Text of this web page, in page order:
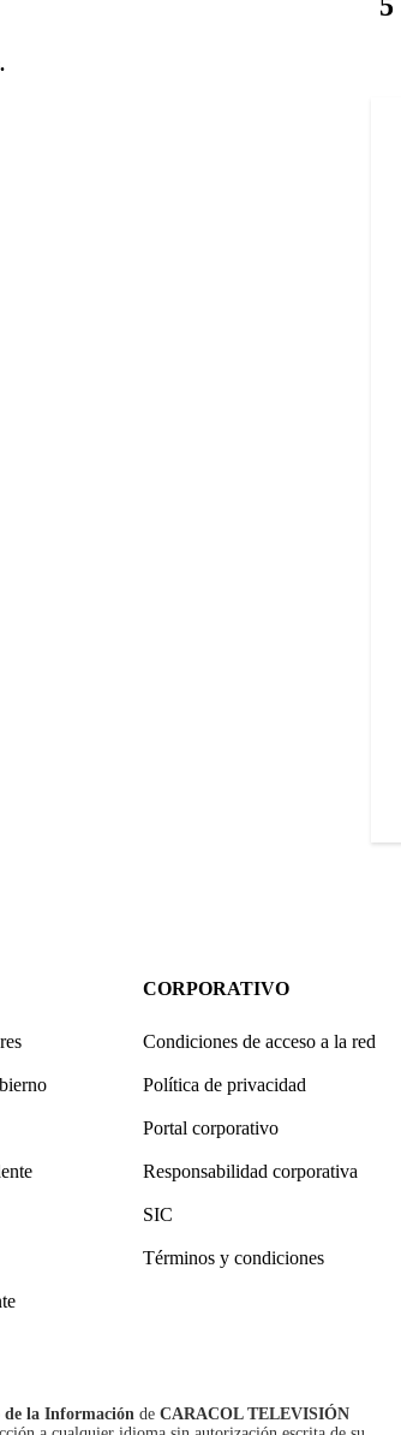
CORPORATIVO
Condiciones de acceso a la red
Política de privacidad
Portal corporativo
Responsabilidad corporativa
SIC
Términos y condiciones
de la Información de CARACOL TELEVISIÓN